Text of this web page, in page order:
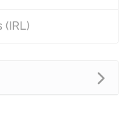
(IRL)